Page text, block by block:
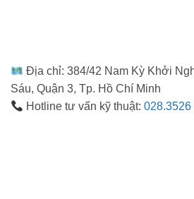
Địa chỉ: 384/42 Nam Kỳ Khởi
Sáu, Quận 3, Tp. Hồ Chí Minh
Hotline tư vấn kỹ thuật:028.3526